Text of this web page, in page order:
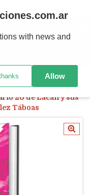
/
20 de Lacan y sus
Táboas
with news and
Allow